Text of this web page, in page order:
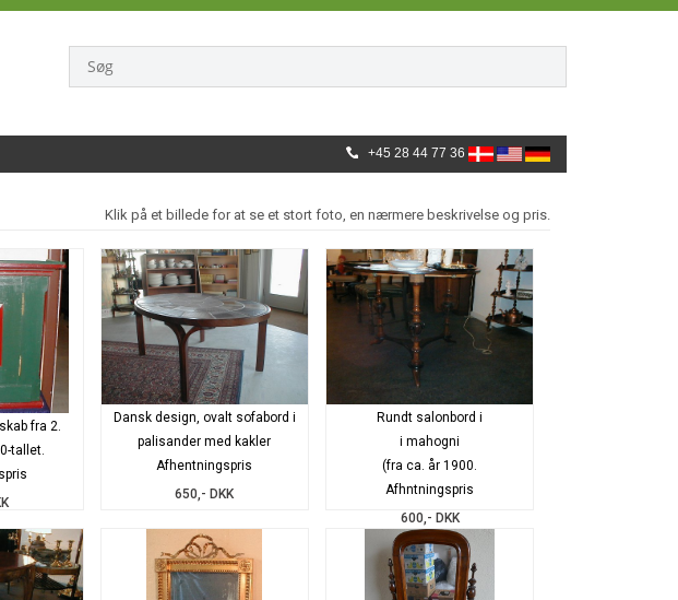
+45 28 44 77 36
Klik på et billede for at se et stort foto, en nærmere beskrivelse og pris.
fra 2.
tallet.
Dansk design, ovalt sofabord i
palisander med kakler
Afhentningspris
650,- DKK
Rundt salonbord i
i mahogni
(fra ca. år 1900.
Afhntningspris
600,- DKK